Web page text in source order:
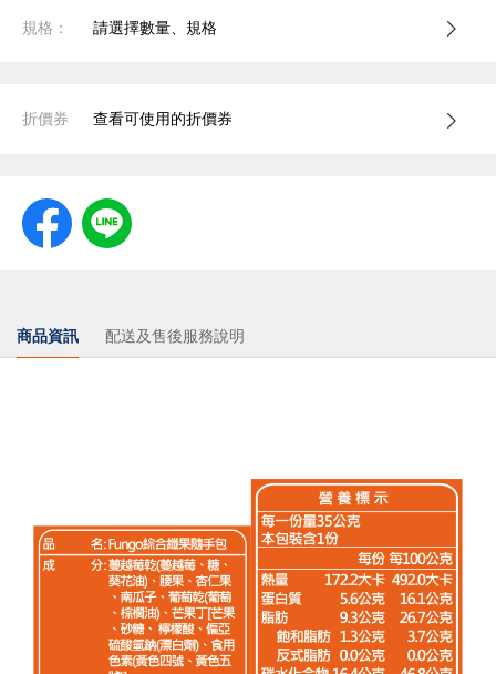
規格： 請選擇數量、規格
折價券 查看可使用的折價券
商品資訊 配送及售後服務說明